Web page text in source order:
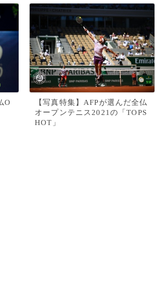
O
【写真特集】AFPが選んだ全仏
オープンテニス2021の「TOPS
HOT」